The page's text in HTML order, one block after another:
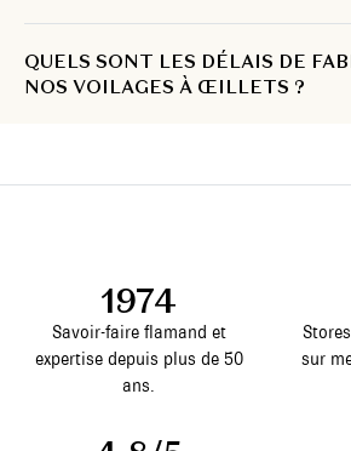
QUELS SONT LES DÉLAIS DE
NOS VOILAGES À ŒILLETS ?
1974
Savoir-faire flamand et
expertise depuis plus de 50
ans.
sur